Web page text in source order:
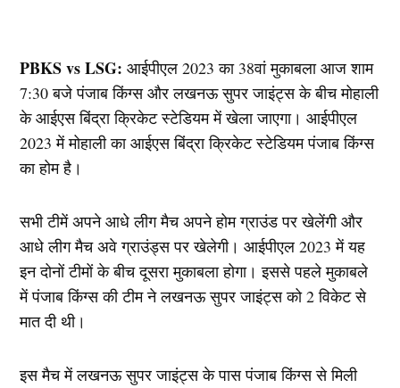
PBKS vs LSG: आईपीएल 2023 का 38वां मुकाबला आज शाम
7:30 बजे पंजाब किंग्स और लखनऊ सुपर जाइंट्स के बीच मोहाली
के आईएस बिंद्रा क्रिकेट स्टेडियम में खेला जाएगा। आईपीएल
2023 में मोहाली का आईएस बिंद्रा क्रिकेट स्टेडियम पंजाब किंग्स
का होम है।
सभी टीमें अपने आधे लीग मैच अपने होम ग्राउंड पर खेलेंगी और
आधे लीग मैच अवे ग्राउंड्स पर खेलेगी। आईपीएल 2023 में यह
इन दोनों टीमों के बीच दूसरा मुकाबला होगा। इससे पहले मुकाबले
में पंजाब किंग्स की टीम ने लखनऊ सुपर जाइंट्स को 2 विकेट से
मात दी थी।
इस मैच में लखनऊ सुपर जाइंट्स के पास पंजाब किंग्स से मिली